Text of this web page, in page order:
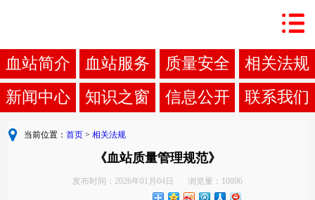
血站简介 血站服务 质量安全
相关法规
新闻中心
知识之窗 信息公开 联系我们
当前位置：首页 >相关法规
《血站质量管理规范》
发布时间：2026年01月04日 浏览量：10896